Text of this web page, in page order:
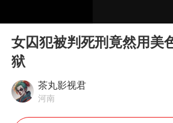
21楼高空抛
Play
女囚犯被判死刑竟然用美
狱
茶丸影视君
河南